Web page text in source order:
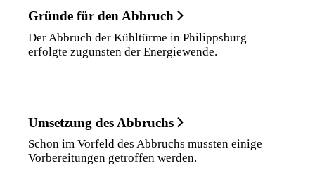
Gründe für den Abbruch
Der Abbruch der Kühltürme in Philippsburg
erfolgte zugunsten der Energiewende.
Umsetzung des Abbruchs
Schon im Vorfeld des Abbruchs mussten einige
Vorbereitungen getroffen werden.